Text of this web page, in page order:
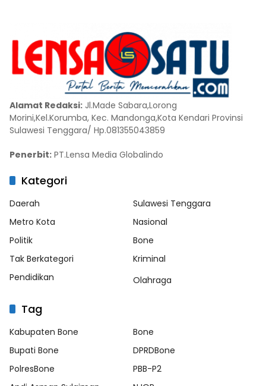
Alamat Redaksi: Jl.Made Sabara,Lorong
Morini,Kel.Korumba, Kec. Mandonga,Kota Kendari Provinsi
Sulawesi Tenggara/ Hp.081355043859
Penerbit: PT.Lensa Media Globalindo
Kategori
Daerah
Sulawesi Tenggara
Metro Kota
Nasional
Politik
Bone
Tak Berkategori
Kriminal
Pendidikan
Olahraga
Tag
Kabupaten Bone
Bone
Bupati Bone
DPRDBone
PolresBone
PBB-P2